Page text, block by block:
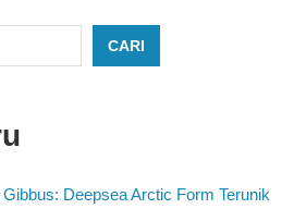
CARI
Deepsea Arctic Form Terunik